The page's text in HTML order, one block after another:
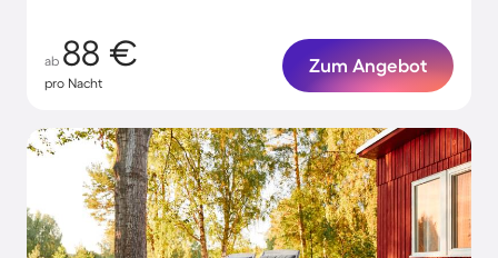
ab 88 €
pro Nacht
Zum Angebot